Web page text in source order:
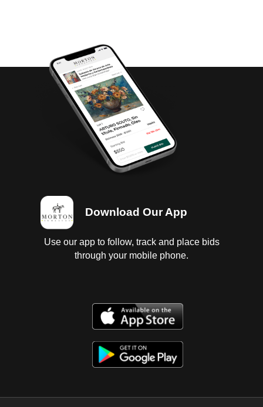
Download Our App
Use our app to follow, track and place bids
through your mobile phone.